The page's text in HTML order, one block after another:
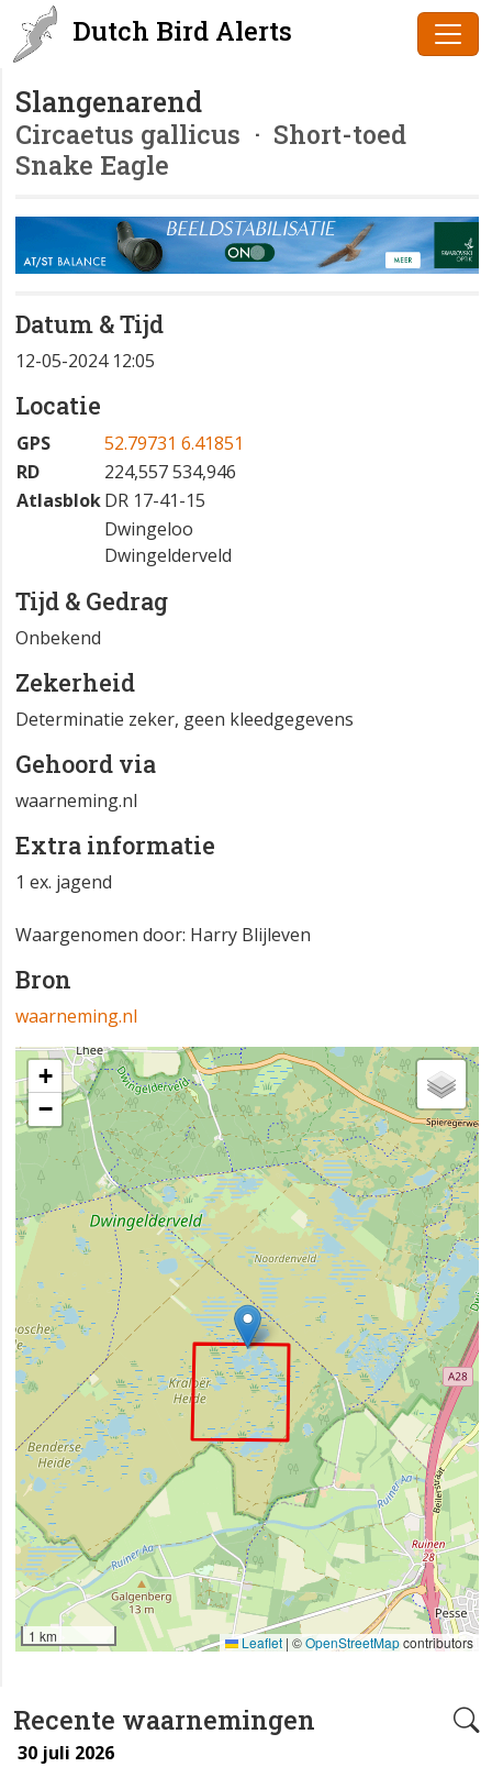
Dutch Bird Alerts
Recente waarnemingen
30 juli 2026
Slangenarend
Circaetus gallicus · Short-toed
Snake Eagle
Datum & Tijd
12-05-2024 12:05
Locatie
GPS
52.79731 6.41851
RD
224,557 534,946
AtlasblokDR 17-41-15
Dwingeloo
Dwingelderveld
Tijd & Gedrag
Onbekend
Zekerheid
Determinatie zeker, geen kleedgegevens
Gehoord via
waarneming.nl
Extra informatie
1 ex. jagend
Waargenomen door: Harry Blijleven
Bron
waarneming.nl
+
−
1 km Leaflet | ©OpenStreetMapcontributors